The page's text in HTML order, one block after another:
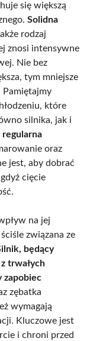
się większą
Solidna
rodzaj
znosi intensywne
Nie bez
tym mniejsze
Pamiętajmy
które
silnika, jak i
regularna
oraz
jest, aby dobrać
cięcie
na jej
związana ze
będący
trwałych
zapobiec
zębatka
wymagają
Kluczowe jest
i chroni przed